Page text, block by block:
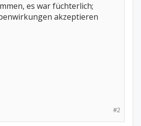
es war füchterlich;
akzeptieren
#2